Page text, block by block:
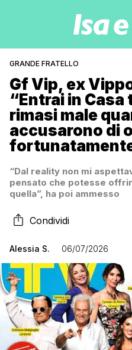
GRANDE FRATELLO
Gf Vip, ex
“Entrai in
rimasi male
accusarono di
“Dal reality non mi
pensato che potesse
quella”, ha poi ammesso
Condividi
Alessia S. 06/07/2026